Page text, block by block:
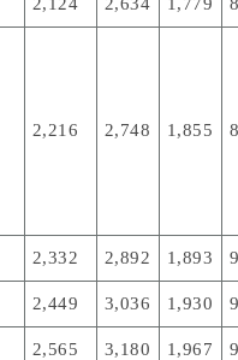
2,216 2,748 1,855
2,332 2,892 1,893
2,449 3,036 1,930
2,565 3,180 1,967